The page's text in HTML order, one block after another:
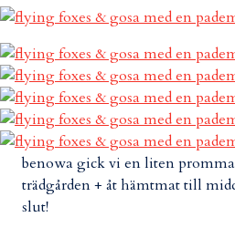
benowa gick vi en liten
trädgården + åt hämtmat till
slut!